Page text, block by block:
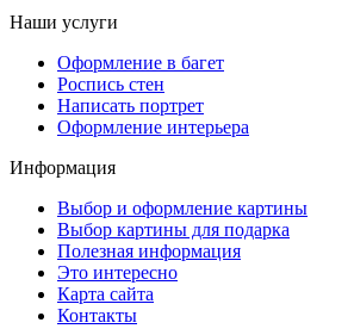
Наши услуги
Оформление в багет
Роспись стен
Написать портрет
Оформление интерьера
Информация
Выбор и оформление картины
Выбор картины для подарка
Полезная информация
Это интересно
Карта сайта
Контакты